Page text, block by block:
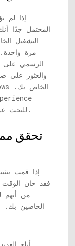
إذا لم
المحتمل جدًا
التشغيل
مرة
والعثور على
للبحث عن برامج التشغيل المطلوبة وتنزيلها تلقائيًا.
تحقق
إذا قمت
فقد حان الوقت
من أنهم
الخاصين
أبلغ